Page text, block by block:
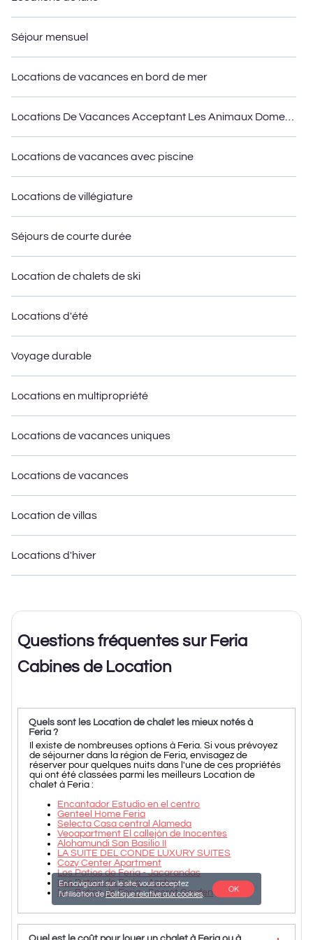
Séjour mensuel
Locations de vacances en bord de mer
Locations de vacances avec piscine
Locations de villégiature
Séjours de courte durée
Location de chalets de ski
Locations d'été
Voyage durable
Locations en multipropriété
Locations de vacances uniques
Locations de vacances
Location de villas
Locations d'hiver
Questions fréquentes sur Feria
Cabines de Location
Quels sont les Location de chalet les mieux notés à
Feria ?
Il existe de nombreuses options à Feria. Si vous prévoyez
de séjourner dans la région de Feria, envisagez de
réserver pour quelques nuits dans l'une de ces propriétés
qui ont été classées parmi les meilleurs Location de
chalet à Feria :
Encantador Estudio en el centro
Genteel Home Feria
Selecta Casa central Alameda
Veoapartment El callejón de Inocentes
Alohamundi San Basilio II
LA SUITE DEL CONDE LUXURY SUITES
Cozy Center Apartment
Los Patios de Feria - Jacarandas
Los Patios de Feria - Azahar
Los Patios de Feria - Secret Garden
En naviguant sur le site, vous acceptez
l'utilisation dePolitique relative aux cookies.
OK